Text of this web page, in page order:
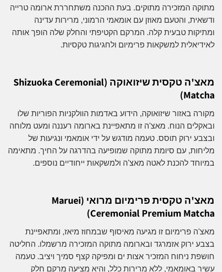
מתוקה המזכירה מתוקים. בעת ההכנה משתחררת ארומה טרייה
ודשאית, והטעם מאוזן עם אומאמי הרמוני, מרירות עדינה
ומתיקות טבעית קלה. המרקם הקטיפתי והחלק שלה הופך אותה
לאידיאלית למשקאות פרימיום ולחגיגות טקסיות.
מאצ'ה טקסית שיזואוקה (Shizuoka Ceremonial
Matcha)
מקורה באזור שיזואוקה, הידוע באדמות הוולקניות הפוריות שלו
ובאקלים הנוח. מאצ'ה זו מתאפיינת בארומה רעננה ומעט מלוחה
ובצבע ירוק תוסס. טעמה מודגש על ידי אומאמי ונגיעות של
מליחות, עם סיומת מתוקה שמופיעה בהדרגה על החיך. מתאימה
במיוחד להכנת לאטה מאצ'ה ולמשקאות ייחודיים נוספים.
מאצ'ה טקסית פרימיום מרואי (Maruei
Ceremonial Premium Matcha)
מאצ'ה פרימיום זו מגיעה מאיסוף שבמחוז מיאז, ומתאפיינת
בצבע ירוק אזמרגד ובארומה מתוקה המזכירה מרשמלו. החליטה
חושפת ניחוח המזכיר אצות ים ומפיקה קצף סמיך ויציב. טעמה
עשיר באומאמי, ללא מרירות כלל, והיא מציעה מרקם חלק